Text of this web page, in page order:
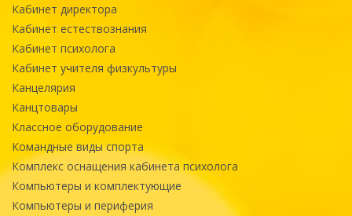
Кабинет директора
Кабинет естествознания
Кабинет психолога
Кабинет учителя физкультуры
Канцелярия
Канцтовары
Классное оборудование
Командные виды спорта
Комплекс оснащения кабинета психолога
Компьютеры и комплектующие
Компьютеры и периферия